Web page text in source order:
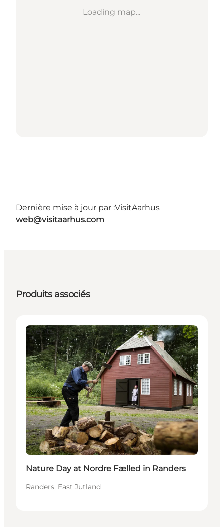
Loading map...
Dernière mise à jour par :VisitAarhus
web@visitaarhus.com
Produits associés
Events
Nature Day at Nordre Fælled in Randers
Randers, East Jutland